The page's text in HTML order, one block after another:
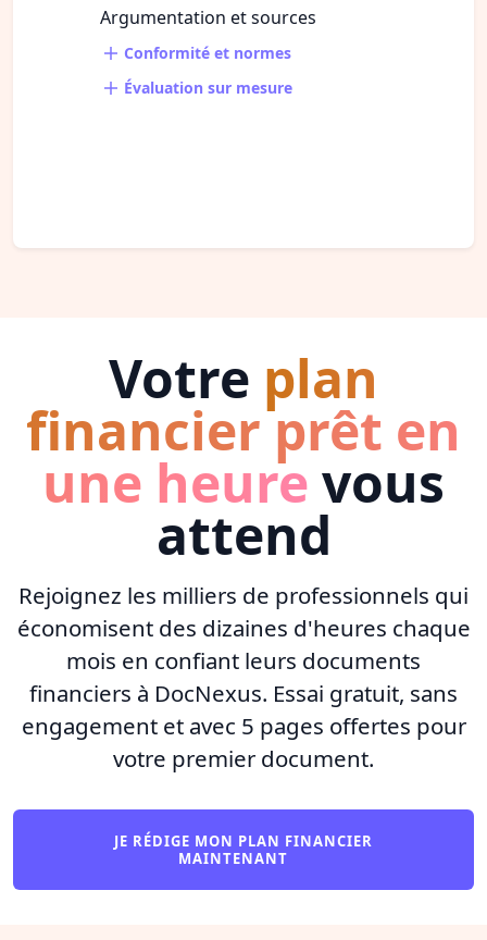
Argumentation et sources
Conformité et normes
Évaluation sur mesure
Votre plan
financier prêt en
une heure vous
attend
Rejoignez les milliers de professionnels qui
économisent des dizaines d'heures chaque
mois en confiant leurs documents
financiers à DocNexus. Essai gratuit, sans
engagement et avec 5 pages offertes pour
votre premier document.
JE RÉDIGE MON PLAN FINANCIER
MAINTENANT